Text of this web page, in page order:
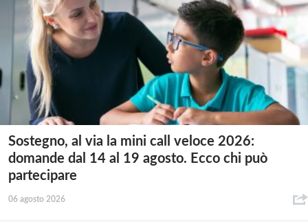
Sostegno, al via la mini call veloce 2026:
domande dal 14 al 19 agosto. Ecco chi può
partecipare
06 agosto 2026